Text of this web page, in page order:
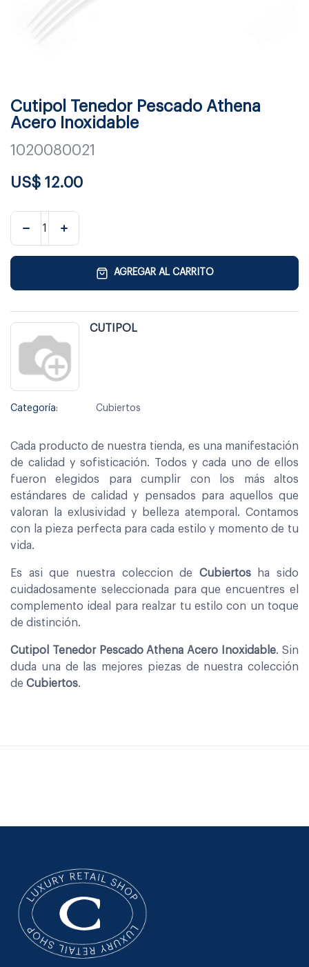
Cutipol Tenedor Pescado Athena
Acero Inoxidable
1020080021
US$ 12.00
AGREGAR AL CARRITO
CUTIPOL
Categoría: Cubiertos
Cada producto de nuestra tienda, es una manifestación
de calidad y sofisticación. Todos y cada uno de ellos
fueron elegidos para cumplir con los más altos
estándares de calidad y pensados para aquellos que
valoran la exlusividad y belleza atemporal. Contamos
con la pieza perfecta para cada estilo y momento de tu
vida.
Es asi que nuestra coleccion de Cubiertosha sido
cuidadosamente seleccionada para que encuentres el
complemento ideal para realzar tu estilo con un toque
de distinción.
Cutipol Tenedor Pescado Athena Acero Inoxidable. Sin
duda una de las mejores piezas de nuestra colección
de Cubiertos.